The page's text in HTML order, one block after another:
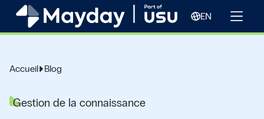
EN
Accueil Blog
Gestion de la connaissance